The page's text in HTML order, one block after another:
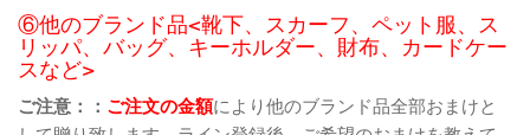
⑥他のブランド品<靴下、スカーフ、ペット服、ス
リッパ、バッグ、キーホルダー、財布、カードケー
スなど>
ご注意：： ご注文の金額により他のブランド品全部おまけと